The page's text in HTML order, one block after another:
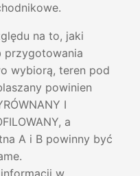
na to, jaki
przygotowania
wybiorą, teren pod
powinien
I
a
A i B powinny być
w